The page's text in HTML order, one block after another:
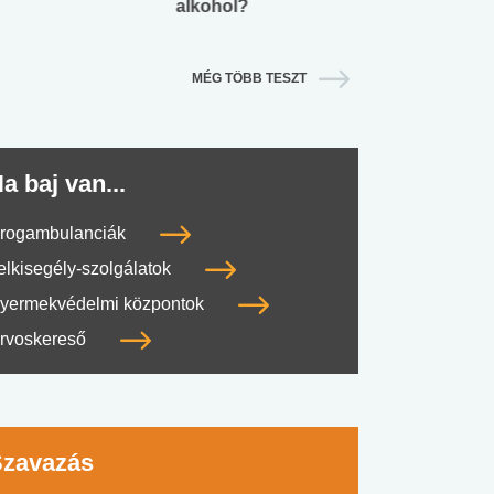
alkohol?
MÉG TÖBB TESZT
baj van...
szolgálatok
központok